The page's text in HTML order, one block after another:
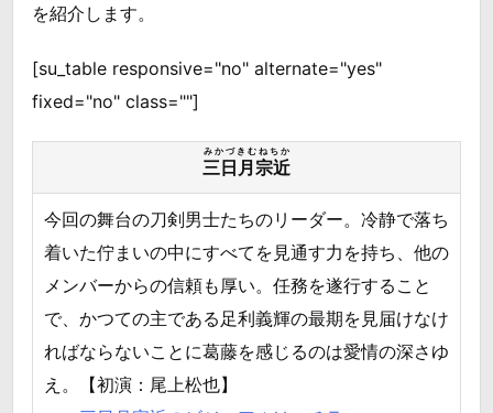
を紹介します。
[su_table responsive="no" alternate="yes"
fixed="no" class=""]
三日月宗近
みかづきむねちか
今回の舞台の刀剣男士たちのリーダー。冷静で落ち
着いた佇まいの中にすべてを見通す力を持ち、他の
メンバーからの信頼も厚い。任務を遂行すること
で、かつての主である足利義輝の最期を見届けなけ
ればならないことに葛藤を感じるのは愛情の深さゆ
え。【初演：尾上松也】